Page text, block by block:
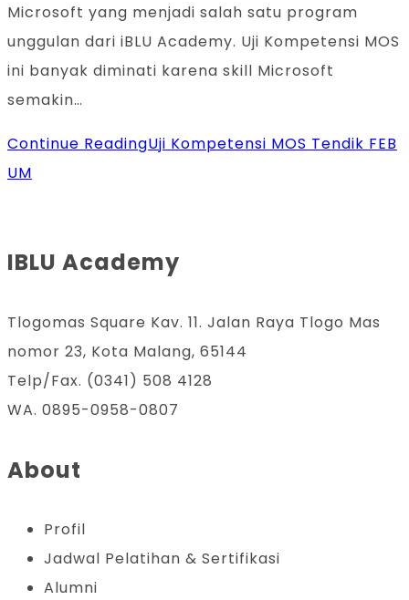
Microsoft yang menjadi salah satu program
unggulan dari iBLU Academy. Uji Kompetensi MOS
ini banyak diminati karena skill Microsoft
semakin…
Continue ReadingUji Kompetensi MOS Tendik FEB
UM
IBLU Academy
Tlogomas Square Kav. 11. Jalan Raya Tlogo Mas
nomor 23, Kota Malang, 65144
Telp/Fax. (0341) 508 4128
WA. 0895-0958-0807
About
Profil
Jadwal Pelatihan & Sertifikasi
Alumni